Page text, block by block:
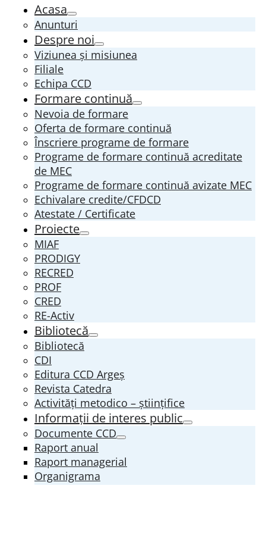
Acasa
Anunturi
Despre noi
Viziunea și misiunea
Filiale
Echipa CCD
Formare continuă
Nevoia de formare
Oferta de formare continuă
Înscriere programe de formare
Programe de formare continuă acreditate
de MEC
Programe de formare continuă avizate MEC
Echivalare credite/CFDCD
Atestate / Certificate
Proiecte
MIAF
PRODIGY
RECRED
PROF
CRED
RE-Activ
Bibliotecă
Bibliotecă
CDI
Editura CCD Argeş
Revista Catedra
Activități metodico – științifice
Informații de interes public
Documente CCD
Raport anual
Raport managerial
Organigrama